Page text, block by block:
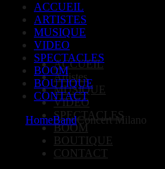
ACCUEIL
Artistes
MUSIQUE
VIDEO
SPECTACLES
BOOM
BOUTIQUE
CONTACT
ACCUEIL
ARTISTES
MUSIQUE
VIDEO
SPECTACLES
BOOM
BOUTIQUE
CONTACT
HomeBandConcert Milano